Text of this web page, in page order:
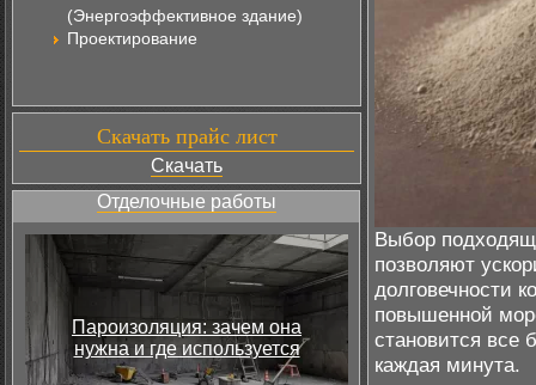
(Энергоэффективное здание)
Проектирование
Скачать прайс лист
Скачать
Отделочные работы
Пароизоляция: зачем она
нужна и где используется
Выбор
позволяют
долговечности
повышенной
становится все
каждая минута.